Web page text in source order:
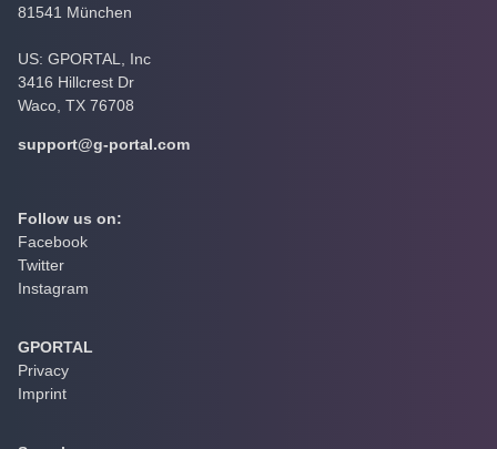
81541 München
US: GPORTAL, Inc
3416 Hillcrest Dr
Waco, TX 76708
support@g-portal.com
Follow us on:
Facebook
Twitter
Instagram
GPORTAL
Privacy
Imprint